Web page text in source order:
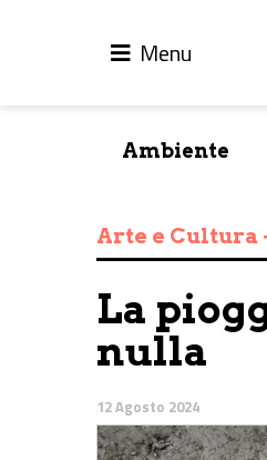
Menu
Ambiente
Arte e Cultura
La
nulla
12 Agosto 2024